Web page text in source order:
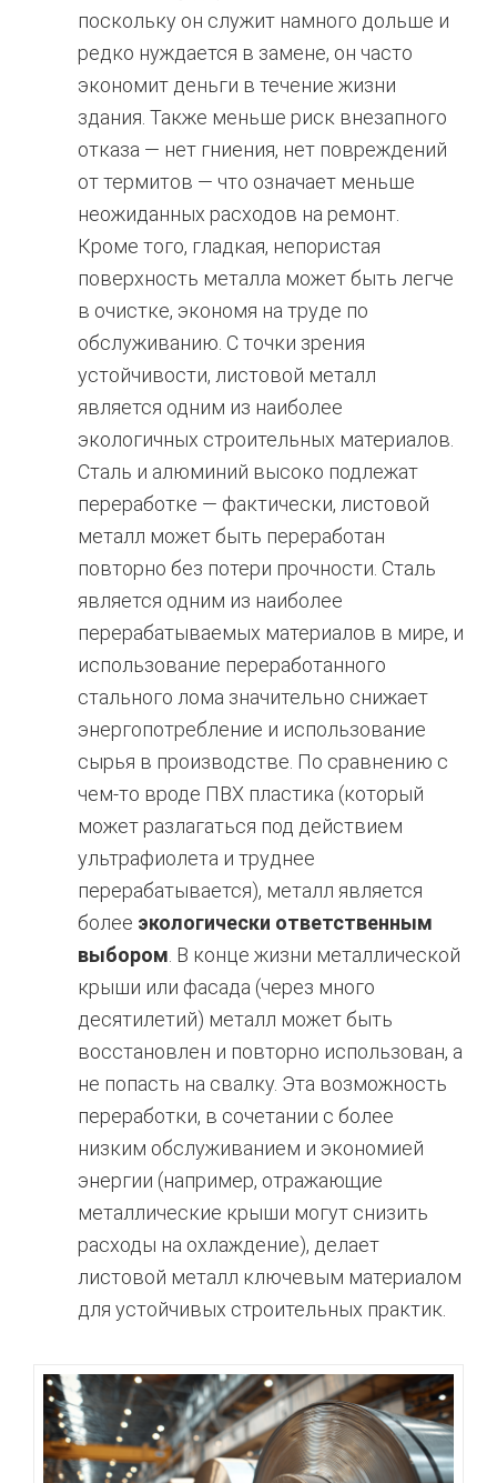
поскольку он служит намного дольше и
редко нуждается в замене, он часто
экономит деньги в течение жизни
здания. Также меньше риск внезапного
отказа — нет гниения, нет повреждений
от термитов — что означает меньше
неожиданных расходов на ремонт.
Кроме того, гладкая, непористая
поверхность металла может быть легче
в очистке, экономя на труде по
обслуживанию. С точки зрения
устойчивости, листовой металл
является одним из наиболее
экологичных строительных материалов.
Сталь и алюминий высоко подлежат
переработке — фактически, листовой
металл может быть переработан
повторно без потери прочности. Сталь
является одним из наиболее
перерабатываемых материалов в мире, и
использование переработанного
стального лома значительно снижает
энергопотребление и использование
сырья в производстве. По сравнению с
чем-то вроде ПВХ пластика (который
может разлагаться под действием
ультрафиолета и труднее
перерабатывается), металл является
более экологически ответственным
выбором. В конце жизни металлической
крыши или фасада (через много
десятилетий) металл может быть
восстановлен и повторно использован, а
не попасть на свалку. Эта возможность
переработки, в сочетании с более
низким обслуживанием и экономией
энергии (например, отражающие
металлические крыши могут снизить
расходы на охлаждение), делает
листовой металл ключевым материалом
для устойчивых строительных практик.